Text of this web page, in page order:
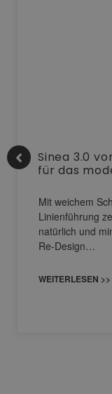
Sinea 3.0
für das
Mit weichem
Linienführung
natürlich und
Re-Design…
WEITERLESEN >>